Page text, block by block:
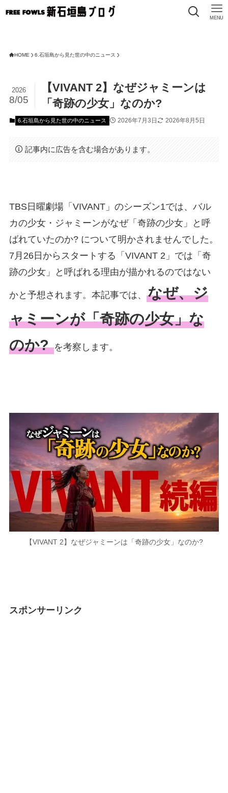
MENU
HOME 6.石垣島から見た世の中のニュース
【VIVANT 2】なぜジャミーンは
「奇跡の少女」なのか?
2026
8/05
6.石垣島から見た世の中のニュース 2026年7月3日 2026年8月5日
記事内に広告を含む場合があります。
TBS日曜劇場「VIVANT」のシーズン1では、バル
カの少女・ジャミーンがなぜ「奇跡の少女」と呼
ばれていたのか? について明かされませんでした。
7月26日からスタートする「VIVANT 2」では「奇
跡の少女」と呼ばれる理由が描かれるのではない
かと予想されます。本記事では、 なぜ、ジ
ャミーンが「奇跡の少女」な
のか?を考察します。
【VIVANT 2】なぜジャミーンは「奇跡の少女」なのか?
スポンサーリンク